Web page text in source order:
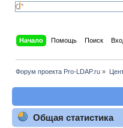
Начало Помощь Поиск
Форум проекта Pro-LDAP.ru »
Общая статистика